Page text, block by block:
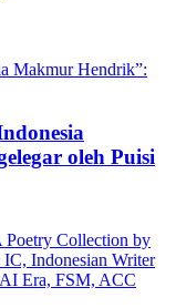
oleh Puisi